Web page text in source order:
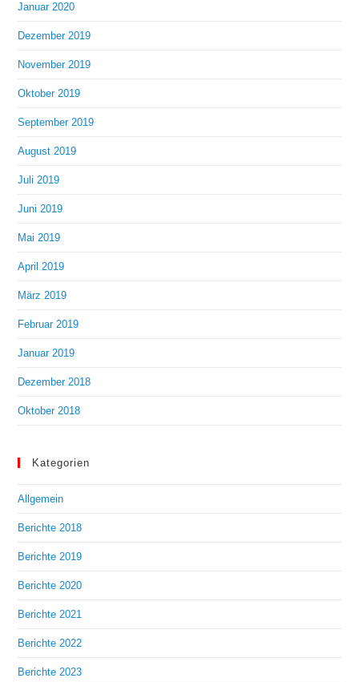
Januar 2020
Dezember 2019
November 2019
Oktober 2019
September 2019
August 2019
Juli 2019
Juni 2019
Mai 2019
April 2019
März 2019
Februar 2019
Januar 2019
Dezember 2018
Oktober 2018
Kategorien
Allgemein
Berichte 2018
Berichte 2019
Berichte 2020
Berichte 2021
Berichte 2022
Berichte 2023